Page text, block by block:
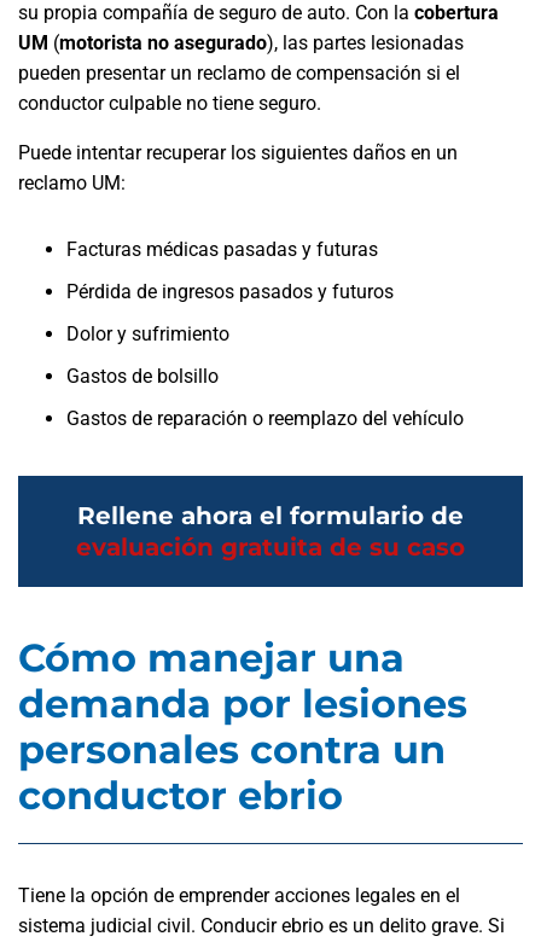
su propia compañía de seguro de auto. Con la cobertura
UM (motorista no asegurado), las partes lesionadas
pueden presentar un reclamo de compensación si el
conductor culpable no tiene seguro.
Puede intentar recuperar los siguientes daños en un
reclamo UM:
Facturas médicas pasadas y futuras
Pérdida de ingresos pasados y futuros
Dolor y sufrimiento
Gastos de bolsillo
Gastos de reparación o reemplazo del vehículo
Rellene ahora el formulario de
evaluación gratuita de su caso
Cómo manejar una
demanda por lesiones
personales contra un
conductor ebrio
Tiene la opción de emprender acciones legales en el
sistema judicial civil. Conducir ebrio es un delito grave. Si